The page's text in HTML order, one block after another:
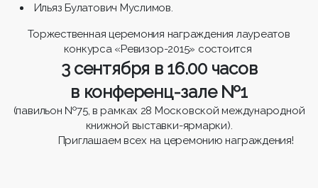
Ильяз Булатович Муслимов.
Торжественная церемония награждения лауреатов
конкурса «Ревизор-2015» состоится
3 сентября в 16.00 часов
в конференц-зале №1
(павильон №75, в рамках 28 Московской международной
книжной выставки-ярмарки).
Приглашаем всех на церемонию награждения!